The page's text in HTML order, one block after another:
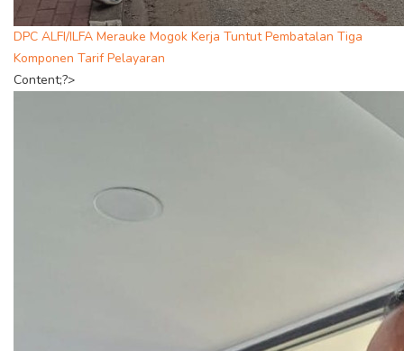
DPC ALFI/ILFA Merauke Mogok Kerja Tuntut Pembatalan Tiga
Komponen Tarif Pelayaran
Content;?>